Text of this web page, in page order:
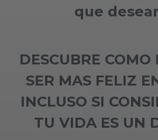
que
DESCUBRE
SER MAS FELIZ
INCLUSO SI
TU VIDA ES UN